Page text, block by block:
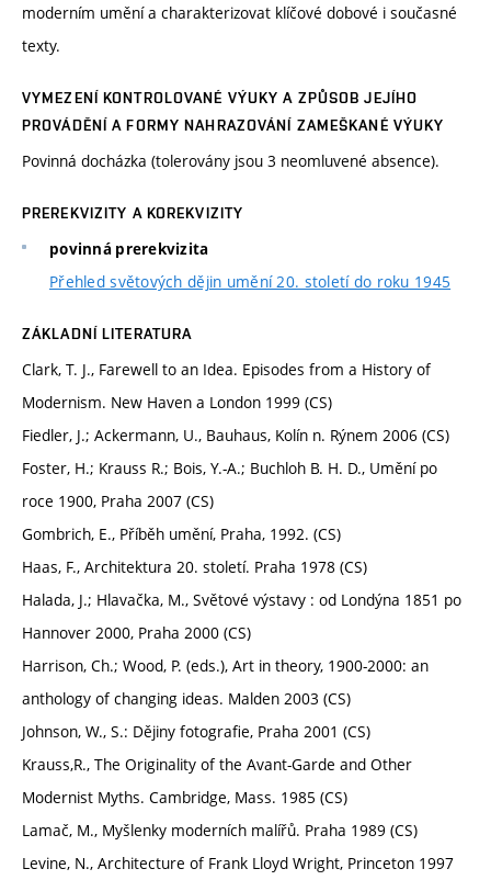
moderním umění a charakterizovat klíčové dobové i současné
texty.
VYMEZENÍ KONTROLOVANÉ VÝUKY A ZPŮSOB JEJÍHO
PROVÁDĚNÍ A FORMY NAHRAZOVÁNÍ ZAMEŠKANÉ VÝUKY
Povinná docházka (tolerovány jsou 3 neomluvené absence).
PREREKVIZITY A KOREKVIZITY
povinná prerekvizita
Přehled světových dějin umění 20. století do roku 1945
ZÁKLADNÍ LITERATURA
Clark, T. J., Farewell to an Idea. Episodes from a History of
Modernism. New Haven a London 1999 (CS)
Fiedler, J.; Ackermann, U., Bauhaus, Kolín n. Rýnem 2006 (CS)
Foster, H.; Krauss R.; Bois, Y.-A.; Buchloh B. H. D., Umění po
roce 1900, Praha 2007 (CS)
Gombrich, E., Příběh umění, Praha, 1992. (CS)
Haas, F., Architektura 20. století. Praha 1978 (CS)
Halada, J.; Hlavačka, M., Světové výstavy : od Londýna 1851 po
Hannover 2000, Praha 2000 (CS)
Harrison, Ch.; Wood, P. (eds.), Art in theory, 1900-2000: an
anthology of changing ideas. Malden 2003 (CS)
Johnson, W., S.: Dějiny fotografie, Praha 2001 (CS)
Krauss,R., The Originality of the Avant-Garde and Other
Modernist Myths. Cambridge, Mass. 1985 (CS)
Lamač, M., Myšlenky moderních malířů. Praha 1989 (CS)
Levine, N., Architecture of Frank Lloyd Wright, Princeton 1997